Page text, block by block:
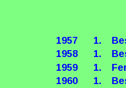
1957 1.
1958
1.
1959
1.
1960
1.